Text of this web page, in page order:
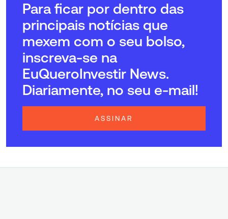
Para ficar por dentro das
principais notícias que
mexem com o seu bolso,
inscreva-se na
EuQueroInvestir News.
Diariamente, no seu e-mail!
ASSINAR